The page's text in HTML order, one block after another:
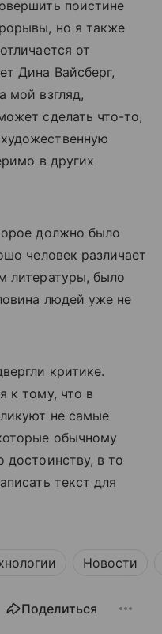
поистине
но я также
от
Дина Вайсберг,
мой взгляд,
сделать что-то,
в других
должно было
человек различает
литературы, было
людей уже не
критике.
к тому, что в
не самые
обычному
достоинству, в то
текст для
Новости
Поделиться